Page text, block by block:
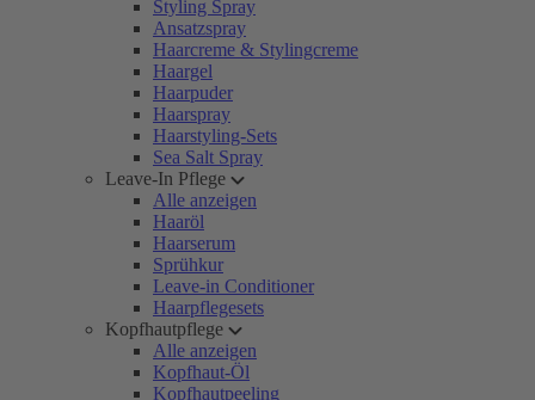
Styling Spray
Ansatzspray
Haarcreme & Stylingcreme
Haargel
Haarpuder
Haarspray
Haarstyling-Sets
Sea Salt Spray
Leave-In Pflege
Alle anzeigen
Haaröl
Haarserum
Sprühkur
Leave-in Conditioner
Haarpflegesets
Kopfhautpflege
Alle anzeigen
Kopfhaut-Öl
Kopfhautpeeling